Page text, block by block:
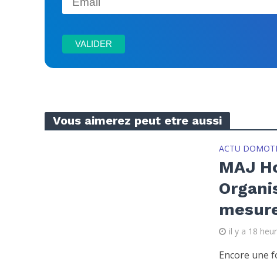
Vous aimerez peut etre aussi
ACTU
MAJ
il y a 18
Encore une